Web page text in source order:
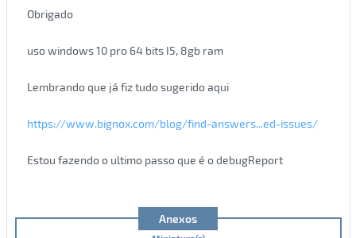
Obrigado
uso windows 10 pro 64 bits I5, 8gb ram
Lembrando que já fiz tudo sugerido aqui
https://www.bignox.com/blog/find-answers...ed-issues/
Estou fazendo o ultimo passo que é o debugReport
Anexos